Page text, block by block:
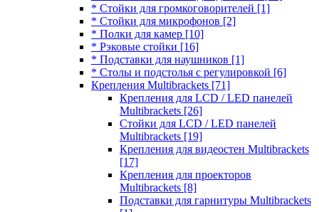
* Стойки для громкоговорителей [1]
* Стойки для микрофонов [2]
* Полки для камер [10]
* Рэковые стойки [16]
* Подставки для наушников [1]
* Столы и подстолья с регулировкой [6]
Крепления Multibrackets [71]
Крепления для LCD / LED панелей
Multibrackets [26]
Стойки для LCD / LED панелей
Multibrackets [19]
Крепления для видеостен Multibrackets
[17]
Крепления для проекторов
Multibrackets [8]
Подставки для гарнитуры Multibrackets